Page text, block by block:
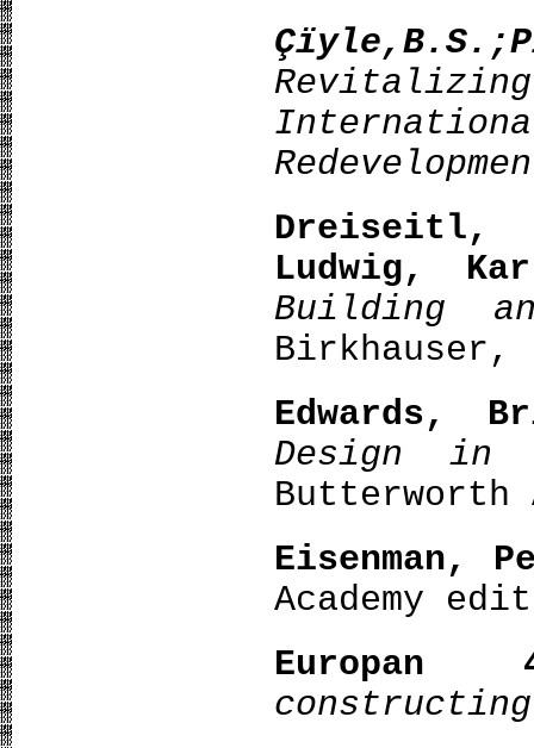
Dreiseitl,
Ludwig,
Building
Birkhauser,
Edwards,
Design in
Butterworth
Eisenman,
Academy
Europan